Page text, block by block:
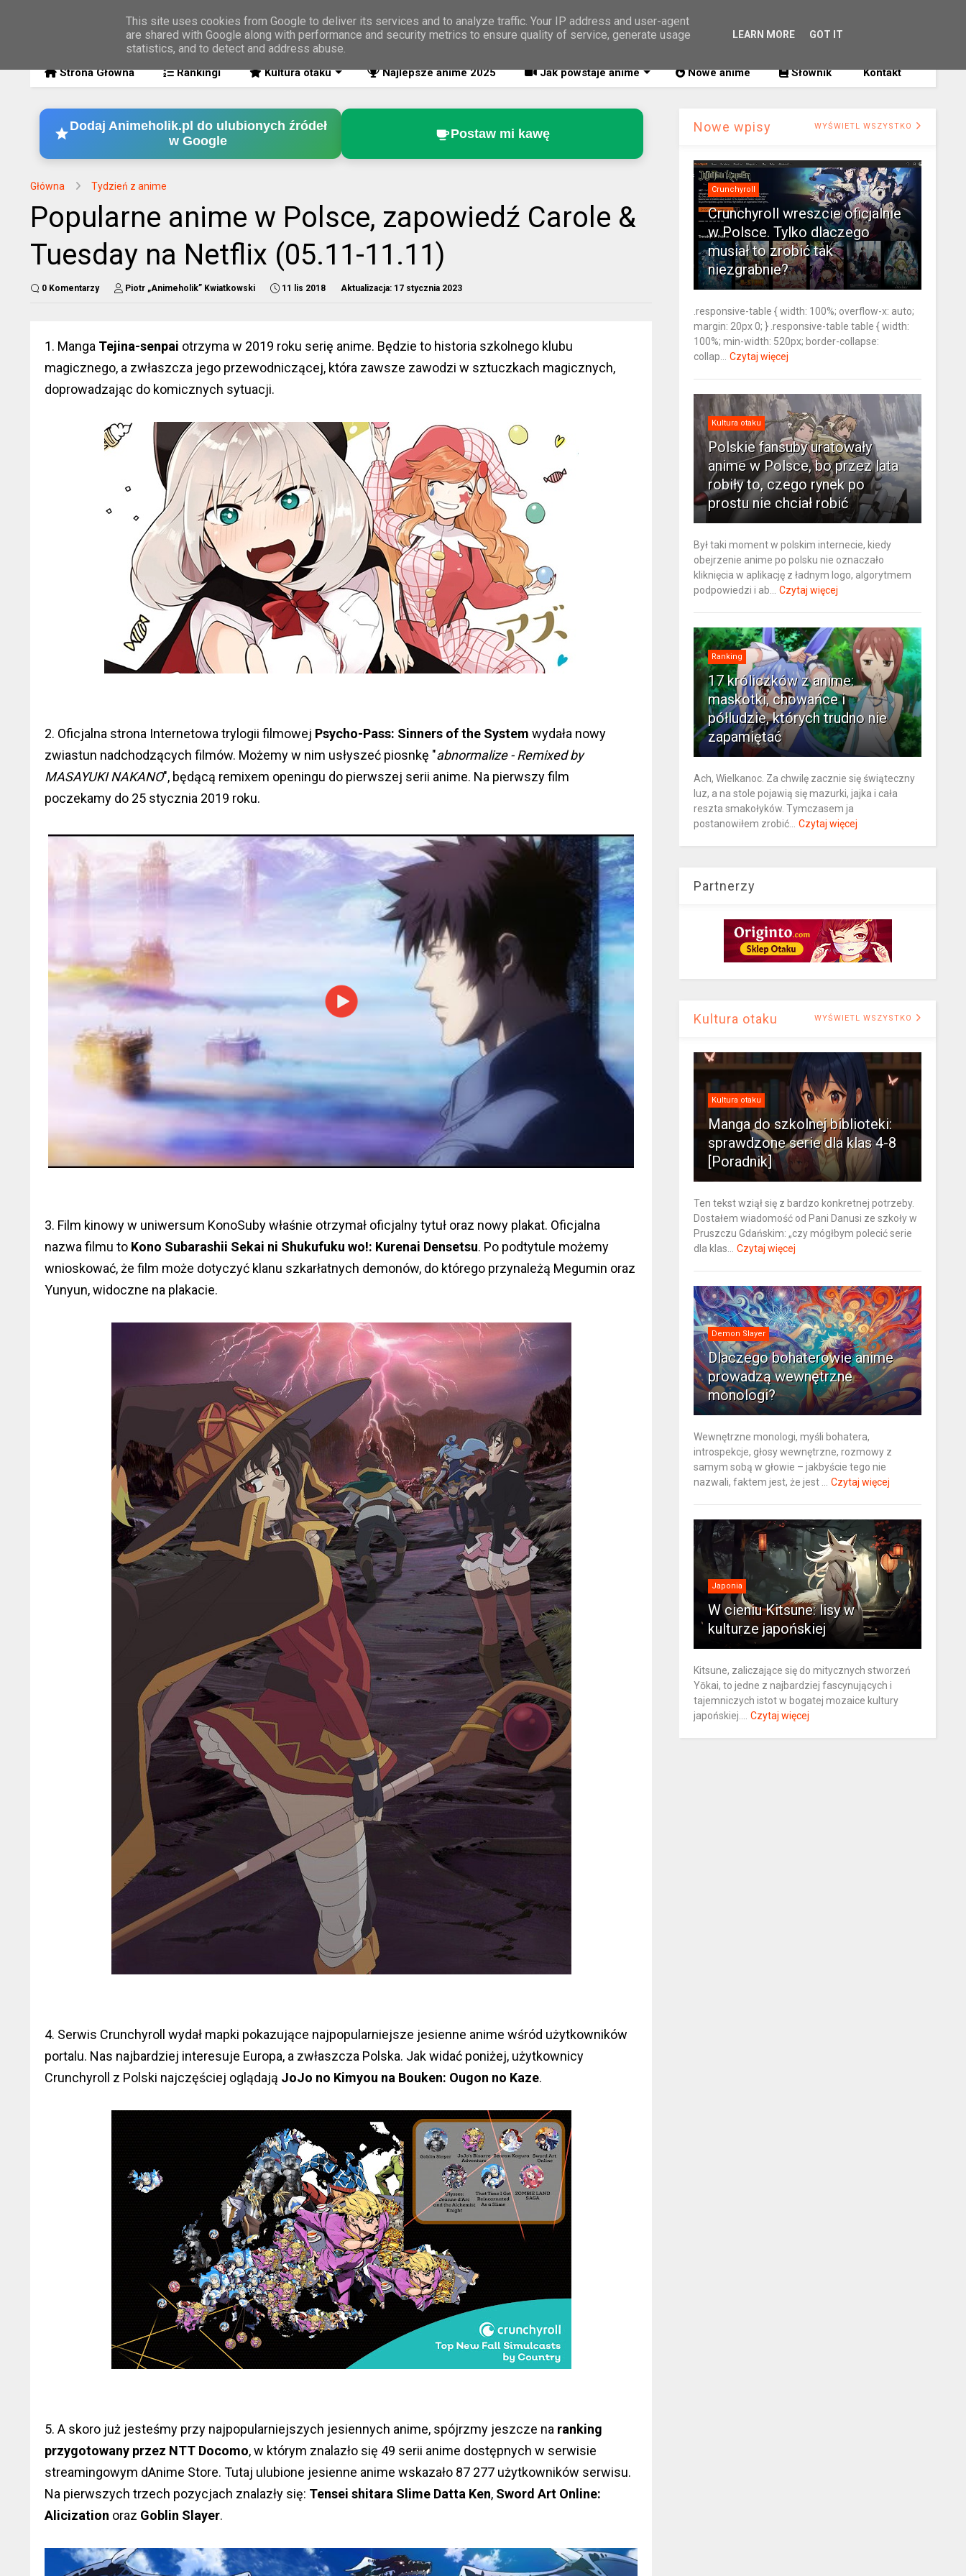
Strona Główna Rankingi Kultura otaku Najlepsze anime 2025 Jak powstaje anime Nowe anime Słownik Kontakt
Dodaj Animeholik.pl do ulubionych źródeł
w Google
Postaw mi kawę
Główna Tydzień z anime
Popularne anime w Polsce, zapowiedź Carole &
Tuesday na Netflix (05.11-11.11)
0 Komentarzy Piotr „Animeholik” Kwiatkowski 11 lis 2018 Aktualizacja: 17 stycznia 2023
1. Manga Tejina-senpai otrzyma w 2019 roku serię anime. Będzie to historia szkolnego klubu
magicznego, a zwłaszcza jego przewodniczącej, która zawsze zawodzi w sztuczkach magicznych,
doprowadzając do komicznych sytuacji.
2. Oficjalna strona Internetowa trylogii filmowej Psycho-Pass: Sinners of the System wydała nowy
zwiastun nadchodzących filmów. Możemy w nim usłyszeć piosnkę "abnormalize - Remixed by
MASAYUKI NAKANO", będącą remixem openingu do pierwszej serii anime. Na pierwszy film
poczekamy do 25 stycznia 2019 roku.
3. Film kinowy w uniwersum KonoSuby właśnie otrzymał oficjalny tytuł oraz nowy plakat. Oficjalna
nazwa filmu to Kono Subarashii Sekai ni Shukufuku wo!: Kurenai Densetsu. Po podtytule możemy
wnioskować, że film może dotyczyć klanu szkarłatnych demonów, do którego przynależą Megumin oraz
Yunyun, widoczne na plakacie.
4. Serwis Crunchyroll wydał mapki pokazujące najpopularniejsze jesienne anime wśród użytkowników
portalu. Nas najbardziej interesuje Europa, a zwłaszcza Polska. Jak widać poniżej, użytkownicy
Crunchyroll z Polski najczęściej oglądają JoJo no Kimyou na Bouken: Ougon no Kaze.
5. A skoro już jesteśmy przy najpopularniejszych jesiennych anime, spójrzmy jeszcze na ranking
przygotowany przez NTT Docomo, w którym znalazło się 49 serii anime dostępnych w serwisie
streamingowym dAnime Store. Tutaj ulubione jesienne anime wskazało 87 277 użytkowników serwisu.
Na pierwszych trzech pozycjach znalazły się: Tensei shitara Slime Datta Ken, Sword Art Online:
Alicization oraz Goblin Slayer.
Nowe wpisy WYŚWIETL WSZYSTKO
Crunchyroll
Crunchyroll wreszcie oficjalnie
w Polsce. Tylko dlaczego
musiał to zrobić tak
niezgrabnie?
.responsive-table { width: 100%; overflow-x: auto;
margin: 20px 0; } .responsive-table table { width:
100%; min-width: 520px; border-collapse:
collap...
Czytaj więcej
Kultura otaku
Polskie fansuby uratowały
anime w Polsce, bo przez lata
robiły to, czego rynek po
prostu nie chciał robić
Był taki moment w polskim internecie, kiedy
obejrzenie anime po polsku nie oznaczało
kliknięcia w aplikację z ładnym logo, algorytmem
podpowiedzi i ab...
Czytaj więcej
Ranking
17 króliczków z anime:
maskotki, chowańce i
półludzie, których trudno nie
zapamiętać
Ach, Wielkanoc. Za chwilę zacznie się świąteczny
luz, a na stole pojawią się mazurki, jajka i cała
reszta smakołyków. Tymczasem ja
postanowiłem zrobić...
Czytaj więcej
Partnerzy
Kultura otaku WYŚWIETL WSZYSTKO
Kultura otaku
Manga do szkolnej biblioteki:
sprawdzone serie dla klas 4-8
[Poradnik]
Ten tekst wziął się z bardzo konkretnej potrzeby.
Dostałem wiadomość od Pani Danusi ze szkoły w
Pruszczu Gdańskim: „czy mógłbym polecić serie
dla klas...
Czytaj więcej
Demon Slayer
Dlaczego bohaterowie anime
prowadzą wewnętrzne
monologi?
Wewnętrzne monologi, myśli bohatera,
introspekcje, głosy wewnętrzne, rozmowy z
samym sobą w głowie – jakbyście tego nie
nazwali, faktem jest, że jest ...
Czytaj więcej
Japonia
W cieniu Kitsune: lisy w
kulturze japońskiej
Kitsune, zaliczające się do mitycznych stworzeń
Yōkai, to jedne z najbardziej fascynujących i
tajemniczych istot w bogatej mozaice kultury
japońskiej....
Czytaj więcej
This site uses cookies from Google to deliver its services and to analyze traffic. Your IP address and user-agent
are shared with Google along with performance and security metrics to ensure quality of service, generate usage
statistics, and to detect and address abuse.
LEARN MORE GOT IT